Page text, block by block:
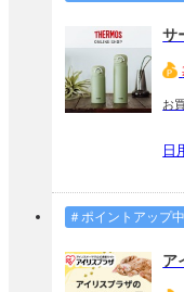
サ
お
日
＃ポイントアップ中
ア